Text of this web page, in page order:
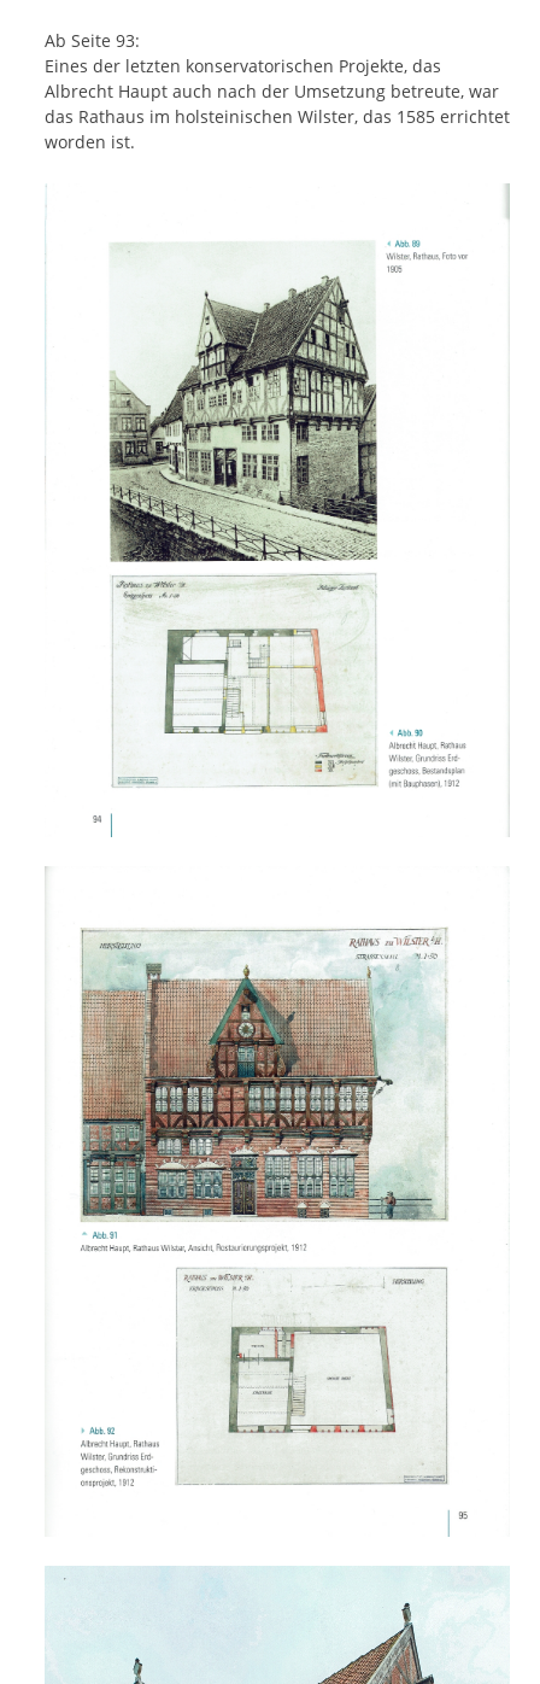
Ab Seite 93:
Eines der letzten konservatorischen Projekte, das
Albrecht Haupt auch nach der Umsetzung betreute, war
das Rathaus im holsteinischen Wilster, das 1585 errichtet
worden ist.